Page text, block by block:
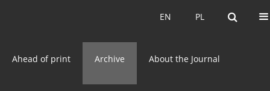
PL
EN PL
EN
Ahead of print Archive About the Journal
56/2003 vol. LVI
CC BY-NC 3.0 Poland